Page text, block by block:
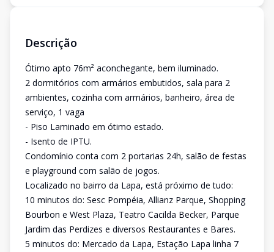
Descrição
Ótimo apto 76m² aconchegante, bem iluminado.
2 dormitórios com armários embutidos, sala para 2
ambientes, cozinha com armários, banheiro, área de
serviço, 1 vaga
- Piso Laminado em ótimo estado.
- Isento de IPTU.
Condomínio conta com 2 portarias 24h, salão de festas
e playground com salão de jogos.
Localizado no bairro da Lapa, está próximo de tudo:
10 minutos do: Sesc Pompéia, Allianz Parque, Shopping
Bourbon e West Plaza, Teatro Cacilda Becker, Parque
Jardim das Perdizes e diversos Restaurantes e Bares.
5 minutos do: Mercado da Lapa, Estação Lapa linha 7